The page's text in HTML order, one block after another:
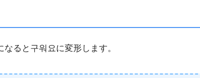
ると구워요に変形します。